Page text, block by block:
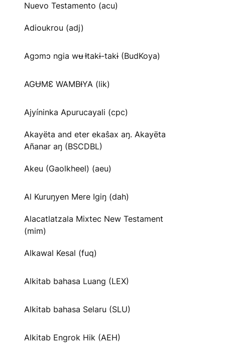
Nuevo Testamento (acu)
Adioukrou (adj)
Agɔmɔ ngia wʉ Ɨtakɨ-takɨ (BudKoya)
AGɄMƐ WAMBƗYA (lik)
Ajyíninka Apurucayali (cpc)
Akayëta and eter ekaŝax aŋ. Akayëta
Añanar aŋ (BSCDBL)
Akeu (Gaolkheel) (aeu)
Al Kuruŋyen Mere Igiŋ (dah)
Alacatlatzala Mixtec New Testament
(mim)
Alkawal Kesal (fuq)
Alkitab bahasa Luang (LEX)
Alkitab bahasa Selaru (SLU)
Alkitab Engrok Hik (AEH)